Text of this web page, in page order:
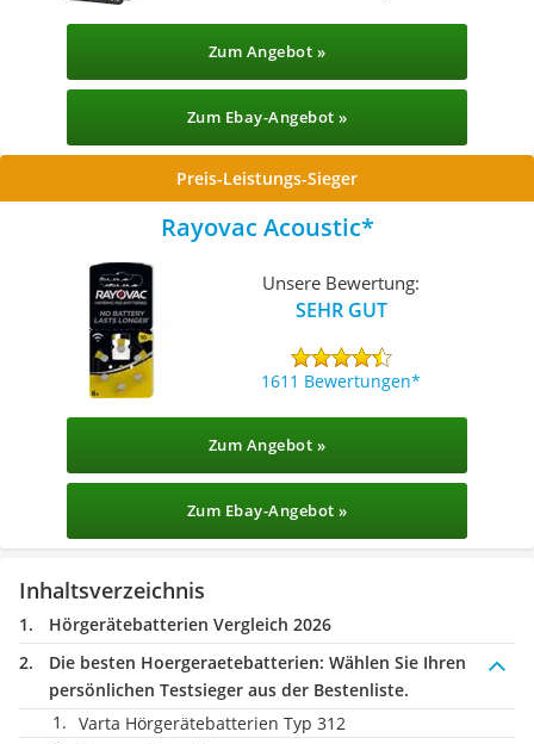
Zum Angebot »
Zum Ebay-Angebot »
Preis-Leistungs-Sieger
Rayovac Acoustic
Unsere Bewertung:
SEHR GUT
1611 Bewertungen
Zum Angebot »
Zum Ebay-Angebot »
Inhaltsverzeichnis
Hörgerätebatterien Vergleich 2026
Die besten Hoergeraetebatterien: Wählen Sie Ihren
persönlichen Testsieger aus der Bestenliste.
Varta Hörgerätebatterien Typ 312